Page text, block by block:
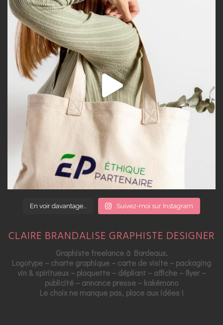
En voir davantage… Suivez-moi sur Instagram
CLAIRE BRANDALISE GRAPHISTE DESIGNER
Graphiste freelance à Bordeaux.
Logotype – charte graphique – carte de visite – packaging
vin & spiritueux – plaquette – dépliant – affiche – flyer –
publicité – annonce presse – kakémono
Le choix ne manque pas, place aux idées !